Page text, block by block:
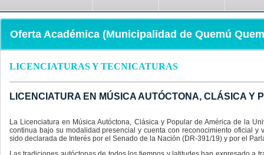
Oferta Académica (Municipalidad de Quemú
LICENCIATURAS Y TECNICATURAS
LICENCIATURA EN MÚSICA AUTÓCTONA, CLÁSICA Y
La Licenciatura en Música Autóctona, Clásica y Popular de América de la
continua bajo su modalidad presencial y cuenta con reconocimiento oficial
sido declarada de Interés por el Senado de la Nación (DR-391/19) y por el